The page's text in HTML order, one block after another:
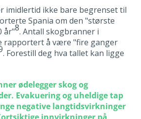
imidlertid ikke bare begrenset til
Spania om den "største
år"8. Antall skogbranner i
rapportert å være "fire ganger
. Forestill deg hva tallet kan ligge
ødelegger skog og
Evakuering og uheldige tap
negative langtidsvirkninger